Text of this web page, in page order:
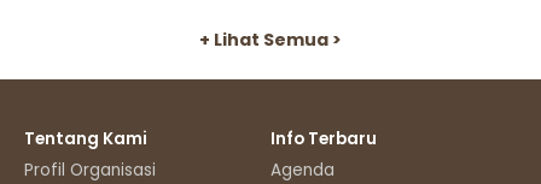
+ Lihat Semua >
Tentang Kami
Profil Organisasi
Info Terbaru
Agenda